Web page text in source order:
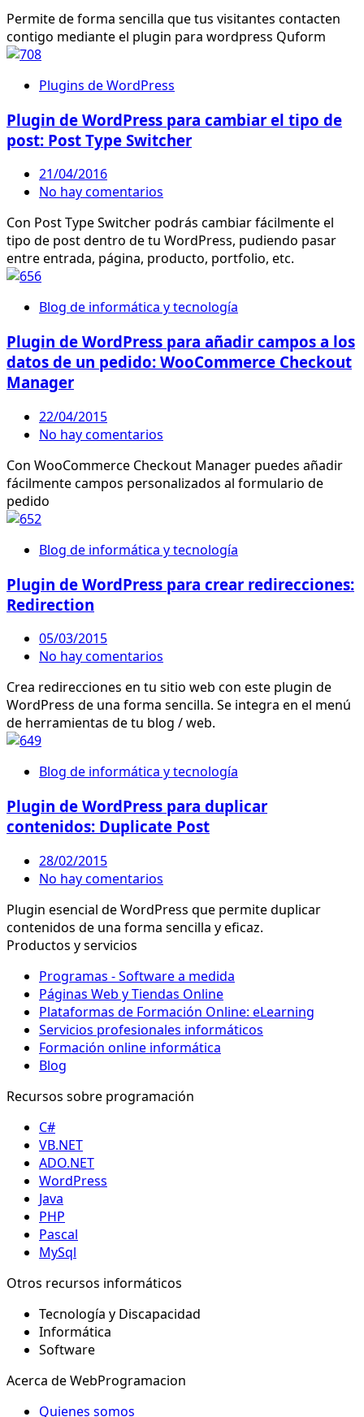
Permite de forma sencilla que tus visitantes contacten
contigo mediante el plugin para wordpress Quform
Plugins de WordPress
Plugin de WordPress para cambiar el tipo de
post: Post Type Switcher
21/04/2016
No hay comentarios
Con Post Type Switcher podrás cambiar fácilmente el
tipo de post dentro de tu WordPress, pudiendo pasar
entre entrada, página, producto, portfolio, etc.
Blog de informática y tecnología
Plugin de WordPress para añadir campos a los
datos de un pedido: WooCommerce Checkout
Manager
22/04/2015
No hay comentarios
Con WooCommerce Checkout Manager puedes añadir
fácilmente campos personalizados al formulario de
pedido
Blog de informática y tecnología
Plugin de WordPress para crear redirecciones:
Redirection
05/03/2015
No hay comentarios
Crea redirecciones en tu sitio web con este plugin de
WordPress de una forma sencilla. Se integra en el menú
de herramientas de tu blog / web.
Blog de informática y tecnología
Plugin de WordPress para duplicar
contenidos: Duplicate Post
28/02/2015
No hay comentarios
Plugin esencial de WordPress que permite duplicar
contenidos de una forma sencilla y eficaz.
Productos y servicios
Programas - Software a medida
Páginas Web y Tiendas Online
Plataformas de Formación Online: eLearning
Servicios profesionales informáticos
Formación online informática
Blog
Recursos sobre programación
C#
VB.NET
ADO.NET
WordPress
Java
PHP
Pascal
MySql
Otros recursos informáticos
Tecnología y Discapacidad
Informática
Software
Acerca de WebProgramacion
Quienes somos